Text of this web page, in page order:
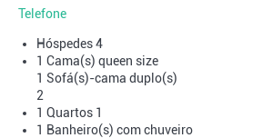
Telefone
Hóspedes4
1 Cama(s) queen size
1 Sofá(s)-cama duplo(s)
2
1 Quartos 1
1 Banheiro(s) com chuveiro